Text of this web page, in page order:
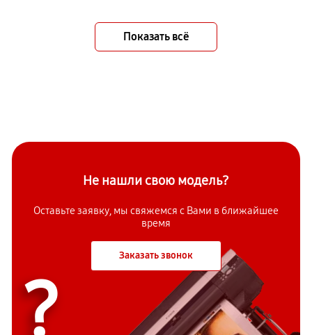
Показать всё
Не нашли свою модель?
Оставьте заявку, мы свяжемся с Вами в ближайшее
время
Заказать звонок
?